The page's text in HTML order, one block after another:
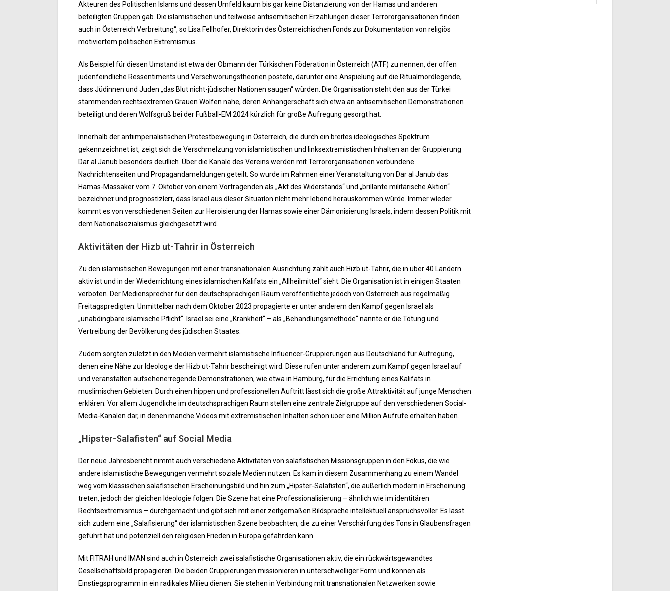
Akteuren des Politischen Islams und dessen Umfeld kaum bis gar keine Distanzierung von der Hamas und anderen
beteiligten Gruppen gab. Die islamistischen und teilweise antisemitischen Erzählungen dieser Terrororganisationen finden
auch in Österreich Verbreitung“, so Lisa Fellhofer, Direktorin des Österreichischen Fonds zur Dokumentation von religiös
motiviertem politischen Extremismus.
Als Beispiel für diesen Umstand ist etwa der Obmann der Türkischen Föderation in Österreich (ATF) zu nennen, der offen
judenfeindliche Ressentiments und Verschwörungstheorien postete, darunter eine Anspielung auf die Ritualmordlegende,
dass Jüdinnen und Juden „das Blut nicht-jüdischer Nationen saugen“ würden. Die Organisation steht den aus der Türkei
stammenden rechtsextremen Grauen Wölfen nahe, deren Anhängerschaft sich etwa an antisemitischen Demonstrationen
beteiligt und deren Wolfsgruß bei der Fußball-EM 2024 kürzlich für große Aufregung gesorgt hat.
Innerhalb der antiimperialistischen Protestbewegung in Österreich, die durch ein breites ideologisches Spektrum
gekennzeichnet ist, zeigt sich die Verschmelzung von islamistischen und linksextremistischen Inhalten an der Gruppierung
Dar al Janub besonders deutlich. Über die Kanäle des Vereins werden mit Terrororganisationen verbundene
Nachrichtenseiten und Propagandameldungen geteilt. So wurde im Rahmen einer Veranstaltung von Dar al Janub das
Hamas-Massaker vom 7. Oktober von einem Vortragenden als „Akt des Widerstands“ und „brillante militärische Aktion“
bezeichnet und prognostiziert, dass Israel aus dieser Situation nicht mehr lebend herauskommen würde. Immer wieder
kommt es von verschiedenen Seiten zur Heroisierung der Hamas sowie einer Dämonisierung Israels, indem dessen Politik mit
dem Nationalsozialismus gleichgesetzt wird.
Aktivitäten der Hizb ut-Tahrir in Österreich
Zu den islamistischen Bewegungen mit einer transnationalen Ausrichtung zählt auch Hizb ut-Tahrir, die in über 40 Ländern
aktiv ist und in der Wiederrichtung eines islamischen Kalifats ein „Allheilmittel“ sieht. Die Organisation ist in einigen Staaten
verboten. Der Mediensprecher für den deutschsprachigen Raum veröffentlichte jedoch von Österreich aus regelmäßig
Freitagspredigten. Unmittelbar nach dem Oktober 2023 propagierte er unter anderem den Kampf gegen Israel als
„unabdingbare islamische Pflicht“. Israel sei eine „Krankheit“ – als „Behandlungsmethode“ nannte er die Tötung und
Vertreibung der Bevölkerung des jüdischen Staates.
Zudem sorgten zuletzt in den Medien vermehrt islamistische Influencer-Gruppierungen aus Deutschland für Aufregung,
denen eine Nähe zur Ideologie der Hizb ut-Tahrir bescheinigt wird. Diese rufen unter anderem zum Kampf gegen Israel auf
und veranstalten aufsehenerregende Demonstrationen, wie etwa in Hamburg, für die Errichtung eines Kalifats in
muslimischen Gebieten. Durch einen hippen und professionellen Auftritt lässt sich die große Attraktivität auf junge Menschen
erklären. Vor allem Jugendliche im deutschsprachigen Raum stellen eine zentrale Zielgruppe auf den verschiedenen Social-
Media-Kanälen dar, in denen manche Videos mit extremistischen Inhalten schon über eine Million Aufrufe erhalten haben.
„Hipster-Salafisten“ auf Social Media
Der neue Jahresbericht nimmt auch verschiedene Aktivitäten von salafistischen Missionsgruppen in den Fokus, die wie
andere islamistische Bewegungen vermehrt soziale Medien nutzen. Es kam in diesem Zusammenhang zu einem Wandel
weg vom klassischen salafistischen Erscheinungsbild und hin zum „Hipster-Salafisten“, die äußerlich modern in Erscheinung
treten, jedoch der gleichen Ideologie folgen. Die Szene hat eine Professionalisierung – ähnlich wie im identitären
Rechtsextremismus – durchgemacht und gibt sich mit einer zeitgemäßen Bildsprache intellektuell anspruchsvoller. Es lässt
sich zudem eine „Salafisierung“ der islamistischen Szene beobachten, die zu einer Verschärfung des Tons in Glaubensfragen
geführt hat und potenziell den religiösen Frieden in Europa gefährden kann.
Mit FITRAH und IMAN sind auch in Österreich zwei salafistische Organisationen aktiv, die ein rückwärtsgewandtes
Gesellschaftsbild propagieren. Die beiden Gruppierungen missionieren in unterschwelliger Form und können als
Einstiegsprogramm in ein radikales Milieu dienen. Sie stehen in Verbindung mit transnationalen Netzwerken sowie